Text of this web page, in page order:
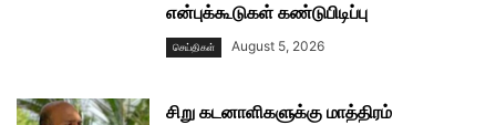
என்புக்கூடுகள் கண்டுபிடிப்பு
செய்திகள் August 5, 2026
சிறு கடனாளிகளுக்கு மாத்திரம்